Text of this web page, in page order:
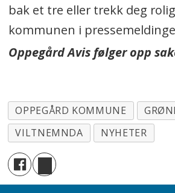
bak et tre eller trekk deg
kommunen i
Oppegård Avis følger opp
OPPEGÅRD KOMMUNE
VILTNEMNDA
NYHETER